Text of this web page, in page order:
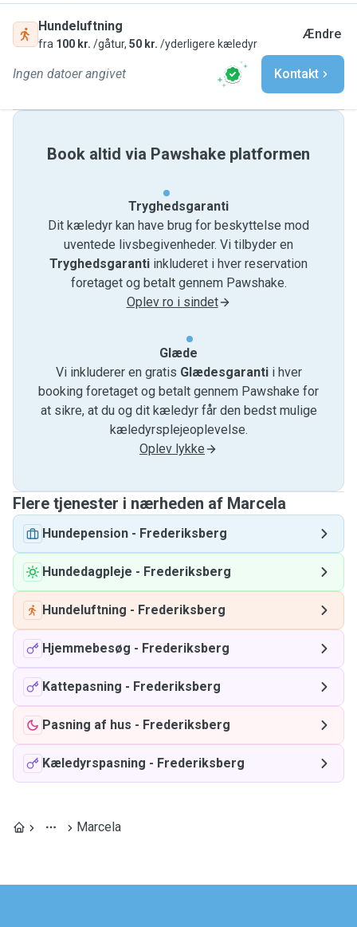
Hundeluftning
fra 100 kr. /gåtur, 50 kr. /yderligere kæledyr
Ændre
Ingen datoer angivet Kontakt
Book altid via Pawshake platformen
Tryghedsgaranti
Dit kæledyr kan have brug for beskyttelse mod
uventede livsbegivenheder. Vi tilbyder en
Tryghedsgaranti inkluderet i hver reservation
foretaget og betalt gennem Pawshake.
Oplev ro i sindet
Glæde
Vi inkluderer en gratis Glædesgarantii hver
booking foretaget og betalt gennem Pawshake for
at sikre, at du og dit kæledyr får den bedst mulige
kæledyrsplejeoplevelse.
Oplev lykke
Flere tjenester i nærheden af ​​Marcela
Hundepension - Frederiksberg
Hundedagpleje - Frederiksberg
Hundeluftning - Frederiksberg
Hjemmebesøg - Frederiksberg
Kattepasning - Frederiksberg
Pasning af hus - Frederiksberg
Kæledyrspasning - Frederiksberg
Marcela